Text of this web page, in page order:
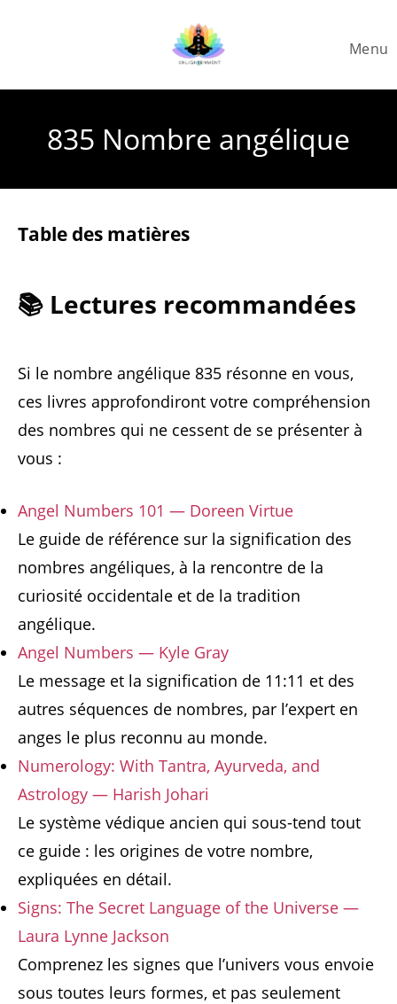
Menu
835 Nombre angélique
Table des matières
📚 Lectures recommandées
Si le nombre angélique 835 résonne en vous,
ces livres approfondiront votre compréhension
des nombres qui ne cessent de se présenter à
vous :
Angel Numbers 101 — Doreen Virtue
Le guide de référence sur la signification des
nombres angéliques, à la rencontre de la
curiosité occidentale et de la tradition
angélique.
Angel Numbers — Kyle Gray
Le message et la signification de 11:11 et des
autres séquences de nombres, par l’expert en
anges le plus reconnu au monde.
Numerology: With Tantra, Ayurveda, and
Astrology — Harish Johari
Le système védique ancien qui sous-tend tout
ce guide : les origines de votre nombre,
expliquées en détail.
Signs: The Secret Language of the Universe —
Laura Lynne Jackson
Comprenez les signes que l’univers vous envoie
sous toutes leurs formes, et pas seulement